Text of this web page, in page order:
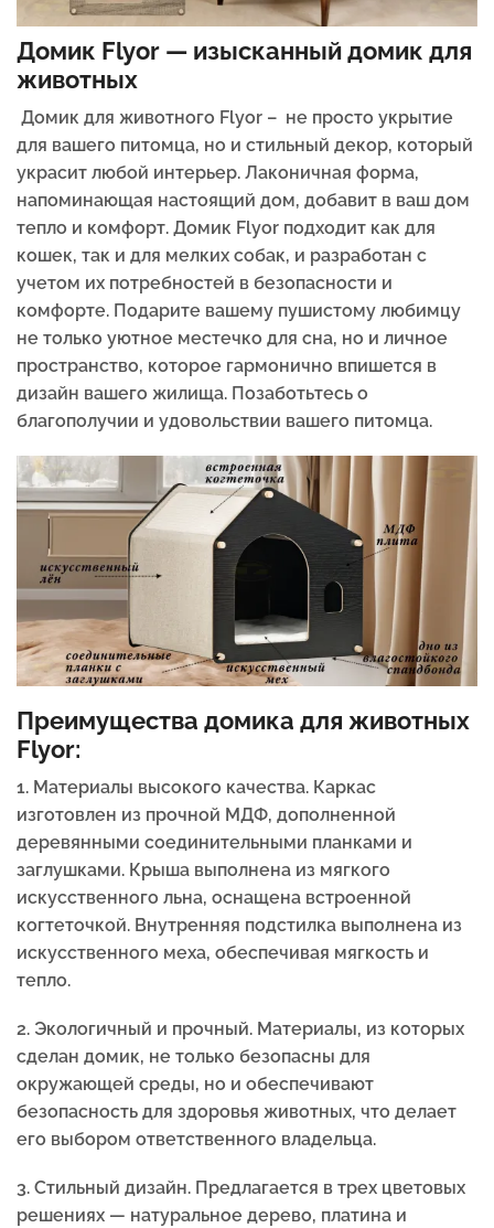
Домик Flyor — изысканный домик для
животных
Домик для животного Flyor – не просто укрытие
для вашего питомца, но и стильный декор, который
украсит любой интерьер. Лаконичная форма,
напоминающая настоящий дом, добавит в ваш дом
тепло и комфорт. Домик Flyor подходит как для
кошек, так и для мелких собак, и разработан с
учетом их потребностей в безопасности и
комфорте. Подарите вашему пушистому любимцу
не только уютное местечко для сна, но и личное
пространство, которое гармонично впишется в
дизайн вашего жилища. Позаботьтесь о
благополучии и удовольствии вашего питомца.
Преимущества домика для животных
Flyor:
1. Материалы высокого качества. Каркас
изготовлен из прочной МДФ, дополненной
деревянными соединительными планками и
заглушками. Крыша выполнена из мягкого
искусственного льна, оснащена встроенной
когтеточкой. Внутренняя подстилка выполнена из
искусственного меха, обеспечивая мягкость и
тепло.
2. Экологичный и прочный. Материалы, из которых
сделан домик, не только безопасны для
окружающей среды, но и обеспечивают
безопасность для здоровья животных, что делает
его выбором ответственного владельца.
3. Стильный дизайн. Предлагается в трех цветовых
решениях — натуральное дерево, платина и